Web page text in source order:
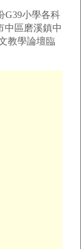
G39小學各科
中區磨溪鎮中
教學論壇臨